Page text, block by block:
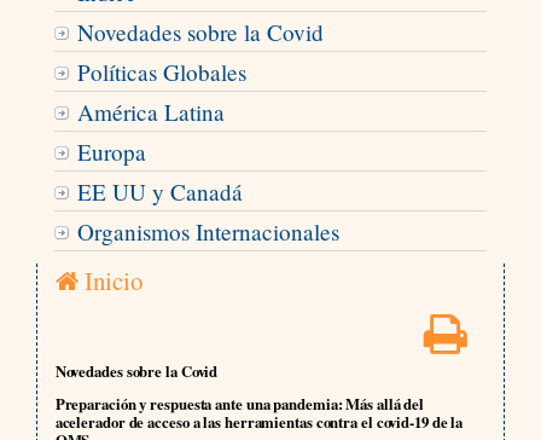
Novedades sobre la Covid
Políticas Globales
América Latina
Europa
EE UU y Canadá
Organismos Internacionales
Inicio
Novedades sobre la Covid
Preparación y respuesta ante una pandemia: Más allá del
acelerador de acceso a las herramientas contra el covid-19 de la